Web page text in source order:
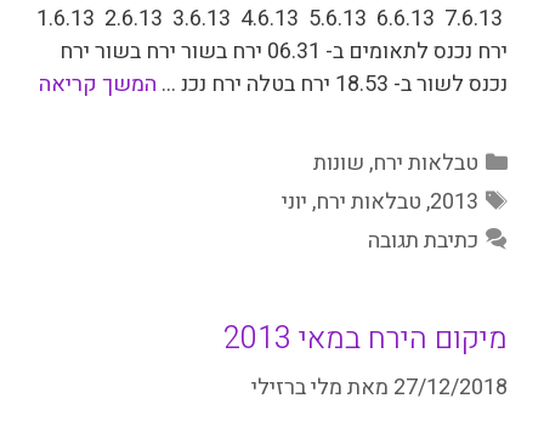
7.6.13 6.6.13 5.6.13 4.6.13 3.6.13 2.6.13 1.6.13
ירח נכנס לתאומים ב- 06.31 ירח בשור ירח בשור ירח
נכנס לשור ב- 18.53 ירח בטלה ירח נכנ …
המשך קריאה
קטגוריות
טבלאות ירח,שונות
תגיות
2013
,טבלאות ירח,יוני
כתיבת תגובה
מיקום הירח במאי 2013
27/12/2018 מאתמלי ברזילי